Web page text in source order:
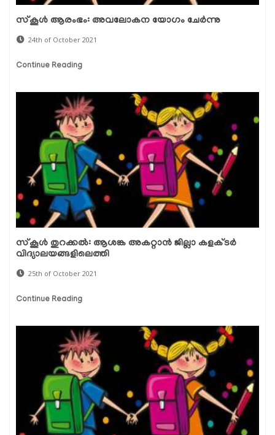
സ്‌കൂള്‍ ആരംഭം: അവലോകന യോഗം ചേര്‍ന്നു
24th of October 2021
Continue Reading
സ്‌കൂള്‍ തുറക്കല്‍: ആശങ്ക അകറ്റാന്‍ ജില്ലാ കളക്ടര്‍
വിദ്യാലയങ്ങളിലെത്തി
25th of October 2021
Continue Reading